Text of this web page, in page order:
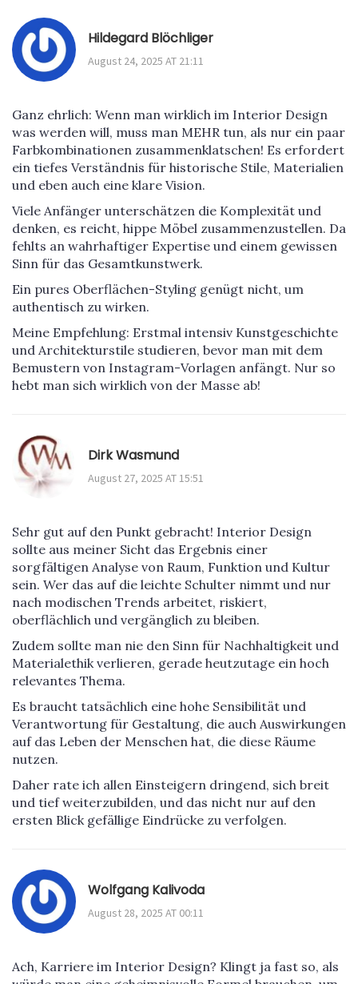
Hildegard Blöchliger
August 24, 2025 AT 21:11
Ganz ehrlich: Wenn man wirklich im Interior Design
was werden will, muss man MEHR tun, als nur ein paar
Farbkombinationen zusammenklatschen! Es erfordert
ein tiefes Verständnis für historische Stile, Materialien
und eben auch eine klare Vision.
Viele Anfänger unterschätzen die Komplexität und
denken, es reicht, hippe Möbel zusammenzustellen. Da
fehlts an wahrhaftiger Expertise und einem gewissen
Sinn für das Gesamtkunstwerk.
Ein pures Oberflächen-Styling genügt nicht, um
authentisch zu wirken.
Meine Empfehlung: Erstmal intensiv Kunstgeschichte
und Architekturstile studieren, bevor man mit dem
Bemustern von Instagram-Vorlagen anfängt. Nur so
hebt man sich wirklich von der Masse ab!
Dirk Wasmund
August 27, 2025 AT 15:51
Sehr gut auf den Punkt gebracht! Interior Design
sollte aus meiner Sicht das Ergebnis einer
sorgfältigen Analyse von Raum, Funktion und Kultur
sein. Wer das auf die leichte Schulter nimmt und nur
nach modischen Trends arbeitet, riskiert,
oberflächlich und vergänglich zu bleiben.
Zudem sollte man nie den Sinn für Nachhaltigkeit und
Materialethik verlieren, gerade heutzutage ein hoch
relevantes Thema.
Es braucht tatsächlich eine hohe Sensibilität und
Verantwortung für Gestaltung, die auch Auswirkungen
auf das Leben der Menschen hat, die diese Räume
nutzen.
Daher rate ich allen Einsteigern dringend, sich breit
und tief weiterzubilden, und das nicht nur auf den
ersten Blick gefällige Eindrücke zu verfolgen.
Wolfgang Kalivoda
August 28, 2025 AT 00:11
Ach, Karriere im Interior Design? Klingt ja fast so, als